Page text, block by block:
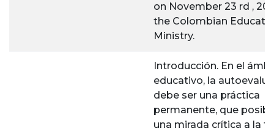
on November 23 rd ,
the Colombian
Ministry.
Introducción. En el
educativo, la
debe ser una práctica
permanente, que
una mirada crítica a la